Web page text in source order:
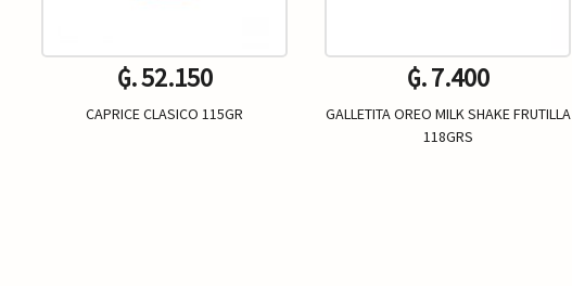
₲. 52.150
CAPRICE CLASICO 115GR
₲. 7.400
GALLETITA OREO MILK SHAKE FRUTILLA
118GRS